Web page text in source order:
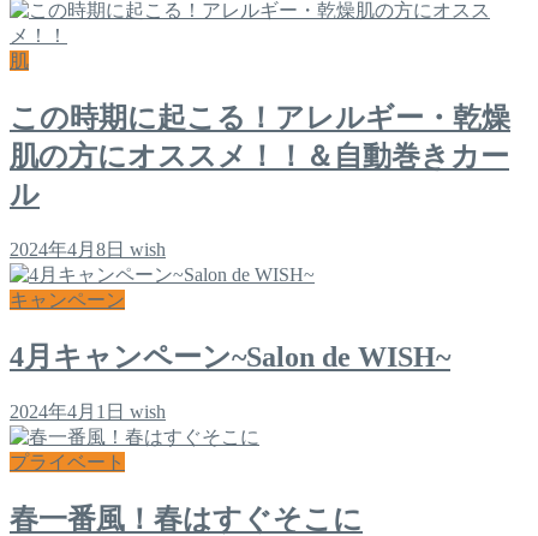
肌
この時期に起こる！アレルギー・乾燥
肌の方にオススメ！！＆自動巻きカー
ル
2024年4月8日 wish
キャンペーン
4月キャンペーン~Salon de WISH~
2024年4月1日 wish
プライベート
春一番風！春はすぐそこに